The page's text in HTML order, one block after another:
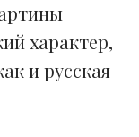
характер,
и русская